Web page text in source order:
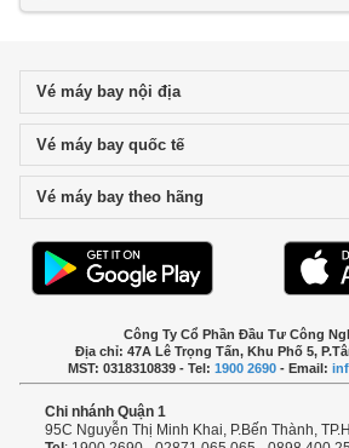
Vé máy bay nội địaclick to expand
Vé máy bay quốc tếclick to expand
Vé máy bay theo hãng
Công Ty Cổ Phần Đầu Tư Công
Địa chỉ: 47A Lê Trọng Tấn, Khu Phố 5,
MST: 0318310839 - Tel: 1900 2690- Email:
Chi nhánh Quận 1
95C Nguyễn Thị Minh Khai, P.Bến Thành,